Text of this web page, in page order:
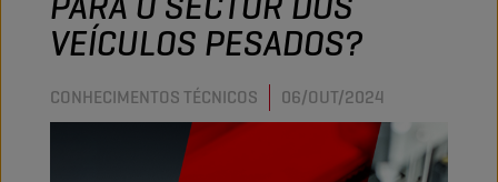
VEÍCULOS PESADOS?
CONHECIMENTOS TÉCNICOS 06/OUT/2024